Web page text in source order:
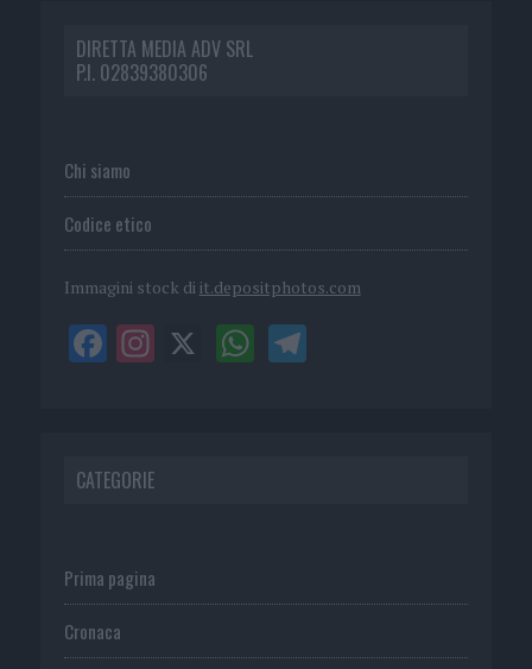
DIRETTA MEDIA ADV SRL
P.I. 02839380306
Chi siamo
Codice etico
Immagini stock di it.depositphotos.com
CATEGORIE
Prima pagina
Cronaca